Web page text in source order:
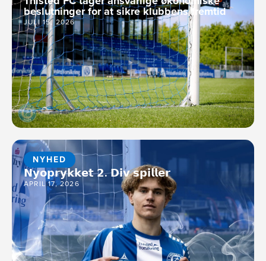
beslutninger for at sikre klubbens fremtid
JULI 15, 2026
NYHED
𝗡𝘆𝗼𝗽𝗿𝘆𝗸𝗸𝗲𝘁 𝟮. 𝗗𝗶𝘃 𝘀𝗽𝗶𝗹𝗹𝗲𝗿
APRIL 17, 2026